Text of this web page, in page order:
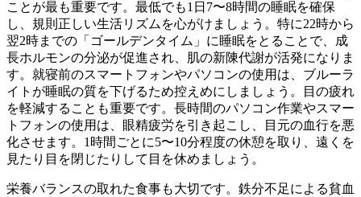
ことが最も重要です。最低でも1日7〜8時間の睡眠を確保
し、規則正しい生活リズムを心がけましょう。特に22時から
翌2時までの「ゴールデンタイム」に睡眠をとることで、成
長ホルモンの分泌が促進され、肌の新陳代謝が活発になりま
す。就寝前のスマートフォンやパソコンの使用は、ブルーラ
イトが睡眠の質を下げるため控えめにしましょう。目の疲れ
を軽減することも重要です。長時間のパソコン作業やスマー
トフォンの使用は、眼精疲労を引き起こし、目元の血行を悪
化させます。1時間ごとに5〜10分程度の休憩を取り、遠くを
見たり目を閉じたりして目を休めましょう。
栄養バランスの取れた食事も大切です。鉄分不足による貧血